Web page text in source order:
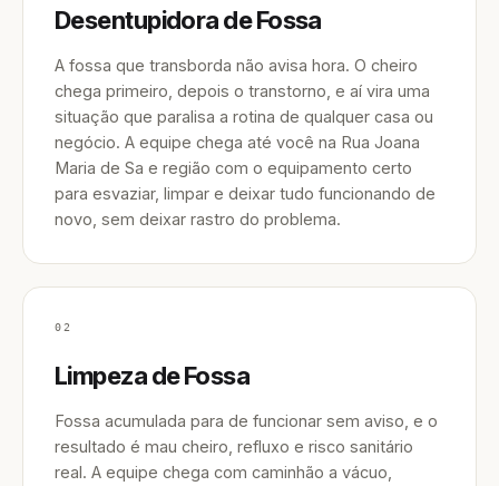
Desentupidora de Fossa
A fossa que transborda não avisa hora. O cheiro
chega primeiro, depois o transtorno, e aí vira uma
situação que paralisa a rotina de qualquer casa ou
negócio. A equipe chega até você na Rua Joana
Maria de Sa e região com o equipamento certo
para esvaziar, limpar e deixar tudo funcionando de
novo, sem deixar rastro do problema.
02
Limpeza de Fossa
Fossa acumulada para de funcionar sem aviso, e o
resultado é mau cheiro, refluxo e risco sanitário
real. A equipe chega com caminhão a vácuo,